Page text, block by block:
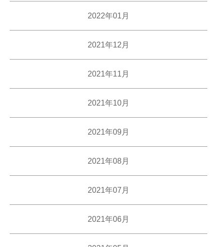
2022年01月
2021年12月
2021年11月
2021年10月
2021年09月
2021年08月
2021年07月
2021年06月